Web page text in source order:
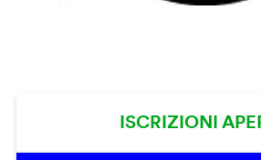
ISCRIZIONI